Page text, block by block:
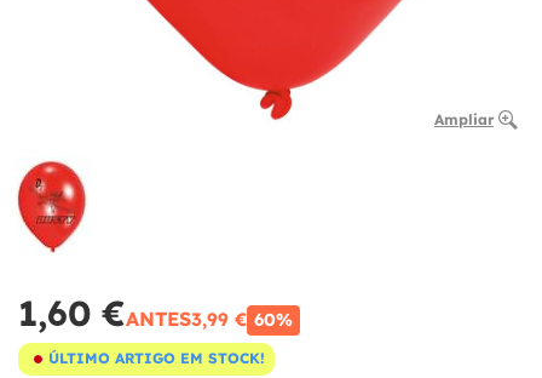
Ampliar
1,60 €ANTES3,99 € 60%
ÚLTIMO ARTIGO EM STOCK!